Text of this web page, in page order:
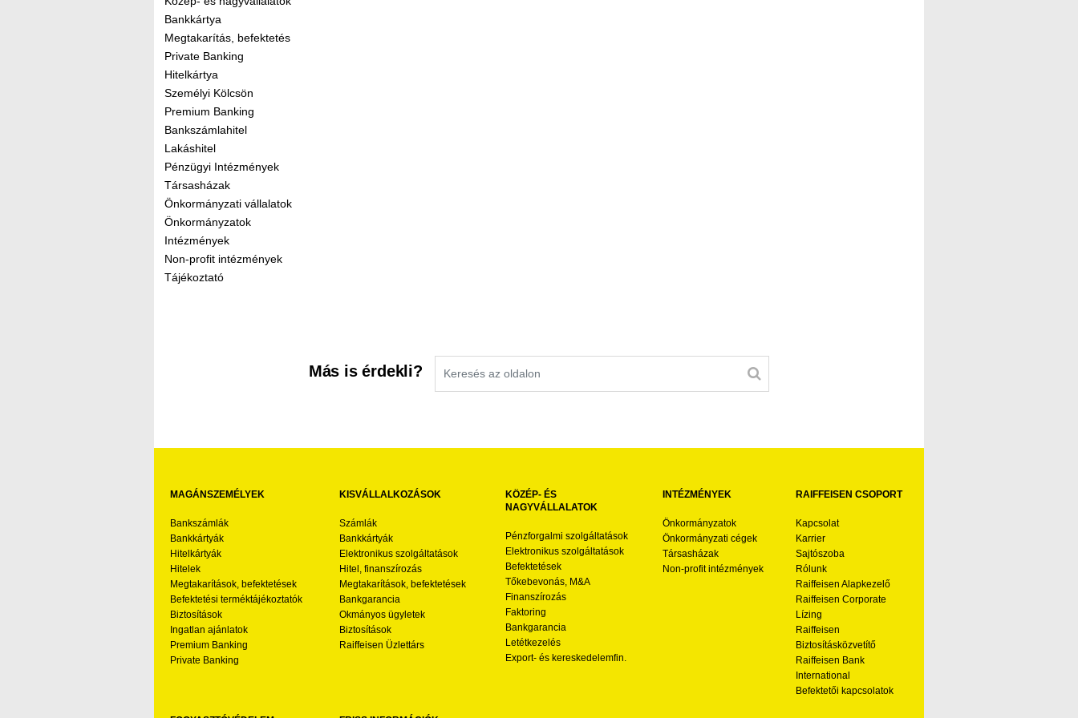
Bankkártya
Megtakarítás, befektetés
Private Banking
Hitelkártya
Személyi Kölcsön
Premium Banking
Bankszámlahitel
Lakáshitel
Pénzügyi Intézmények
Társasházak
Önkormányzati vállalatok
Önkormányzatok
Intézmények
Non-profit intézmények
Tájékoztató
Más is érdekli?
MAGÁNSZEMÉLYEK
Bankszámlák
Bankkártyák
Hitelkártyák
Hitelek
Megtakarítások, befektetések
Befektetési terméktájékoztatók
Biztosítások
Ingatlan ajánlatok
Premium Banking
Private Banking
KISVÁLLALKOZÁSOK
Számlák
Bankkártyák
Elektronikus szolgáltatások
Hitel, finanszírozás
Megtakarítások, befektetések
Bankgarancia
Okmányos ügyletek
Biztosítások
Raiffeisen Üzlettárs
KÖZÉP- ÉS
NAGYVÁLLALATOK
Pénzforgalmi szolgáltatások
Elektronikus szolgáltatások
Befektetések
Tőkebevonás, M&A
Finanszírozás
Faktoring
Bankgarancia
Letétkezelés
Export- és kereskedelemfin.
INTÉZMÉNYEK
Önkormányzatok
Önkormányzati cégek
Társasházak
Non-profit intézmények
RAIFFEISEN CSOPORT
Kapcsolat
Karrier
Sajtószoba
Rólunk
Raiffeisen Alapkezelő
Raiffeisen Corporate
Lízing
Raiffeisen
Biztosításközvetítő
Raiffeisen Bank
International
Befektetői kapcsolatok